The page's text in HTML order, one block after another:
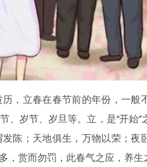
，立春在春节前的年份，一般
岁节、岁旦等。立，是“开始”
陈；天地俱生，万物以荣；夜
赏而勿罚，此春气之应，养生